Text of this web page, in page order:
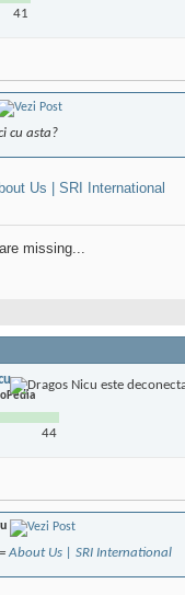
41
cu asta?
Us | SRI International
missing...
44
=About Us | SRI International